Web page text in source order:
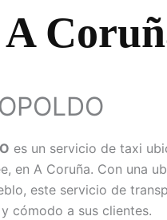
es un servicio de taxi
en A Coruña. Con una
este servicio de
cómodo a sus clientes.